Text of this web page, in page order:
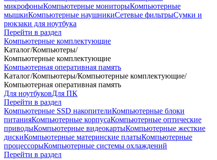
микрофоныКомпьютерные мониторыКомпьютерные
мышкиКомпьютерные наушникиСетевые фильтрыСумки и
рюкзаки для ноутбука
Перейти в раздел
Компьютерные комплектующие
Каталог/Компьютеры/
Компьютерные комплектующие
Компьютерная оперативная память
Каталог/Компьютеры/Компьютерные комплектующие/
Компьютерная оперативная память
Для ноутбуковДля ПК
Перейти в раздел
Компьютерные SSD накопителиКомпьютерные блоки
питанияКомпьютерные корпусаКомпьютерные оптические
приводыКомпьютерные видеокартыКомпьютерные жесткие
дискиКомпьютерные материнские платыКомпьютерные
процессорыКомпьютерные системы охлаждений
Перейти в раздел